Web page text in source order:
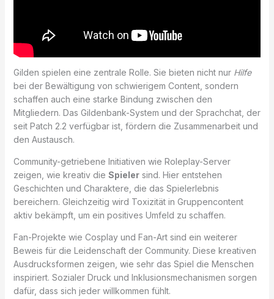
Gilden spielen eine zentrale Rolle. Sie bieten nicht nur Hilfe
bei der Bewältigung von schwierigem Content, sondern
schaffen auch eine starke Bindung zwischen den
Mitgliedern. Das Gildenbank-System und der Sprachchat, der
seit Patch 2.2 verfügbar ist, fördern die Zusammenarbeit und
den Austausch.
Community-getriebene Initiativen wie Roleplay-Server
zeigen, wie kreativ die Spielersind. Hier entstehen
Geschichten und Charaktere, die das Spielerlebnis
bereichern. Gleichzeitig wird Toxizität in Gruppencontent
aktiv bekämpft, um ein positives Umfeld zu schaffen.
Fan-Projekte wie Cosplay und Fan-Art sind ein weiterer
Beweis für die Leidenschaft der Community. Diese kreativen
Ausdrucksformen zeigen, wie sehr das Spiel die Menschen
inspiriert. Sozialer Druck und Inklusionsmechanismen sorgen
dafür, dass sich jeder willkommen fühlt.